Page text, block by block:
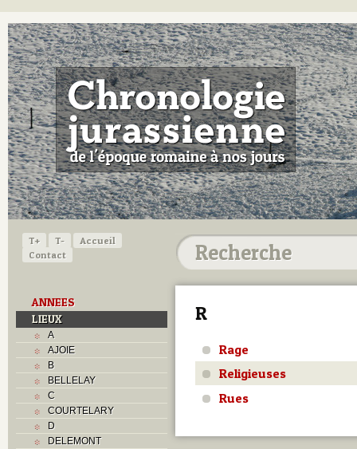
T+ T-
Accueil
Contact
ANNEES
LIEUX
A
AJOIE
B
BELLELAY
C
COURTELARY
D
DELEMONT
R
Rage
Religieuses
Rues